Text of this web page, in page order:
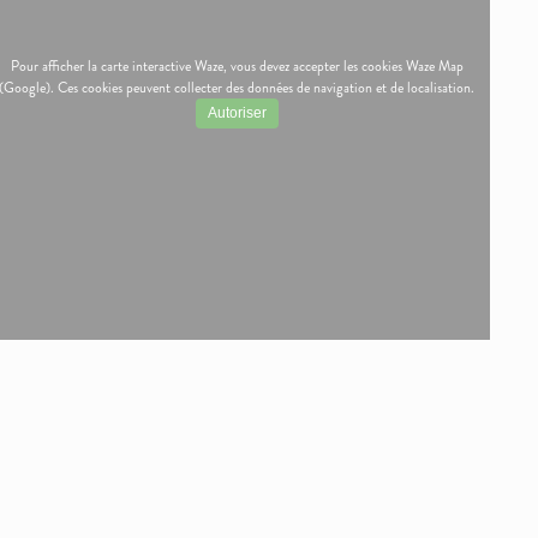
Pour afficher la carte interactive Waze, vous devez accepter les cookies Waze Map
(Google). Ces cookies peuvent collecter des données de navigation et de localisation.
Autoriser